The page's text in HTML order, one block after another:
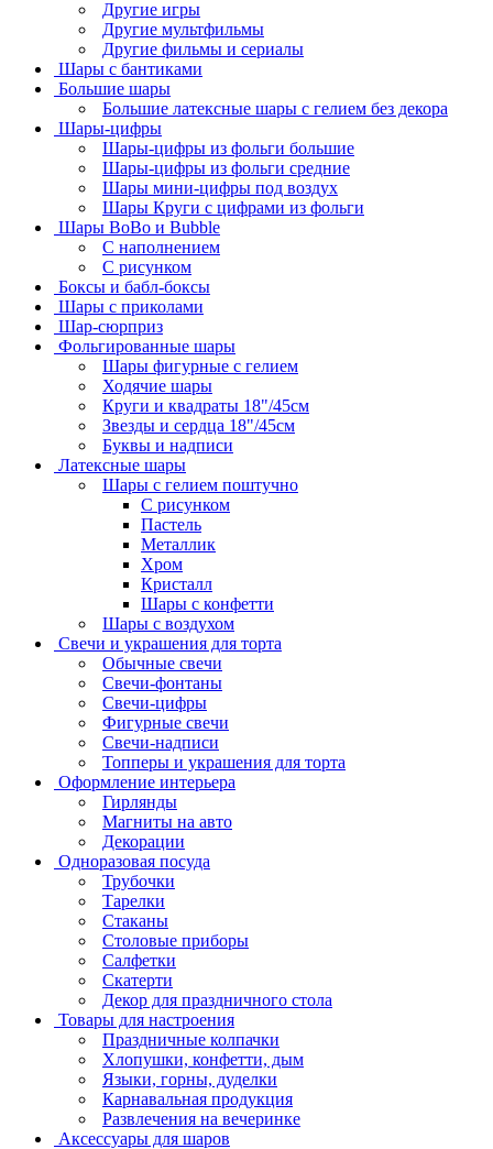
Другие игры
Другие мультфильмы
Другие фильмы и сериалы
Шары с бантиками
Большие шары
Большие латексные шары с гелием без декора
Шары-цифры
Шары-цифры из фольги большие
Шары-цифры из фольги средние
Шары мини-цифры под воздух
Шары Круги с цифрами из фольги
Шары BoBo и Bubble
С наполнением
С рисунком
Боксы и бабл-боксы
Шары с приколами
Шар-сюрприз
Фольгированные шары
Шары фигурные с гелием
Ходячие шары
Круги и квадраты 18"/45см
Звезды и сердца 18"/45см
Буквы и надписи
Латексные шары
Шары с гелием поштучно
С рисунком
Пастель
Металлик
Хром
Кристалл
Шары с конфетти
Шары с воздухом
Свечи и украшения для торта
Обычные свечи
Свечи-фонтаны
Свечи-цифры
Фигурные свечи
Свечи-надписи
Топперы и украшения для торта
Оформление интерьера
Гирлянды
Магниты на авто
Декорации
Одноразовая посуда
Трубочки
Тарелки
Стаканы
Столовые приборы
Салфетки
Скатерти
Декор для праздничного стола
Товары для настроения
Праздничные колпачки
Хлопушки, конфетти, дым
Языки, горны, дуделки
Карнавальная продукция
Развлечения на вечеринке
Аксессуары для шаров